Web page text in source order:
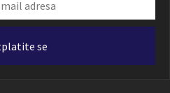
se